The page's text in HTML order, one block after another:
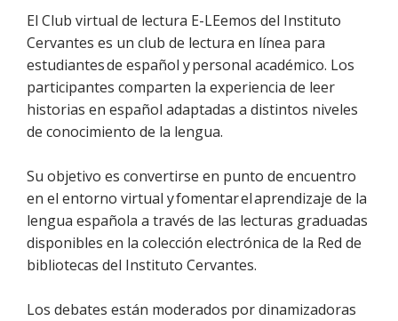
El Club virtual de lectura E-LEemos del Instituto
Cervantes es un club de lectura en línea para
estudiantes de español y personal académico. Los
participantes comparten la experiencia de leer
historias en español adaptadas a distintos niveles
de conocimiento de la lengua.
Su objetivo es convertirse en punto de encuentro
en el entorno virtual y fomentar el aprendizaje de la
lengua española a través de las lecturas graduadas
disponibles en la colección electrónica de la Red de
bibliotecas del Instituto Cervantes.
Los debates están moderados por dinamizadoras